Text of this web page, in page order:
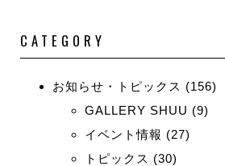
CATEGORY
お知らせ・トピックス (156)
GALLERY SHUU (9)
イベント情報 (27)
トピックス (30)